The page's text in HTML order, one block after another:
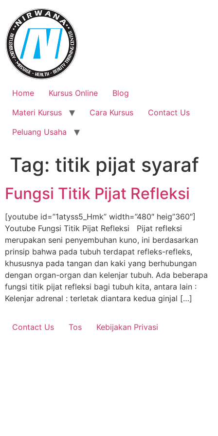
content
Home Kursus Online
Blog
Materi Kursus
Cara Kursus
Contact Us
Peluang Usaha
Tag: titik pijat syaraf
Fungsi Titik Pijat Refleksi
[youtube id=”1atyss5_Hmk” width=”480″ heig”360″]
Youtube Fungsi Titik Pijat Refleksi Pijat refleksi
merupakan seni penyembuhan kuno, ini berdasarkan
prinsip bahwa pada tubuh terdapat refleks-refleks,
khususnya pada tangan dan kaki yang berhubungan
dengan organ-organ dan kelenjar tubuh. Ada beberapa
fungsi titik pijat refleksi bagi tubuh kita, antara lain :
Kelenjar adrenal : terletak diantara kedua ginjal […]
Contact Us Tos Kebijakan Privasi